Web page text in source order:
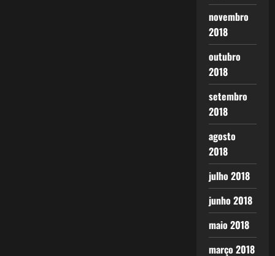
novembro
2018
outubro
2018
setembro
2018
agosto
2018
julho 2018
junho 2018
maio 2018
março 2018